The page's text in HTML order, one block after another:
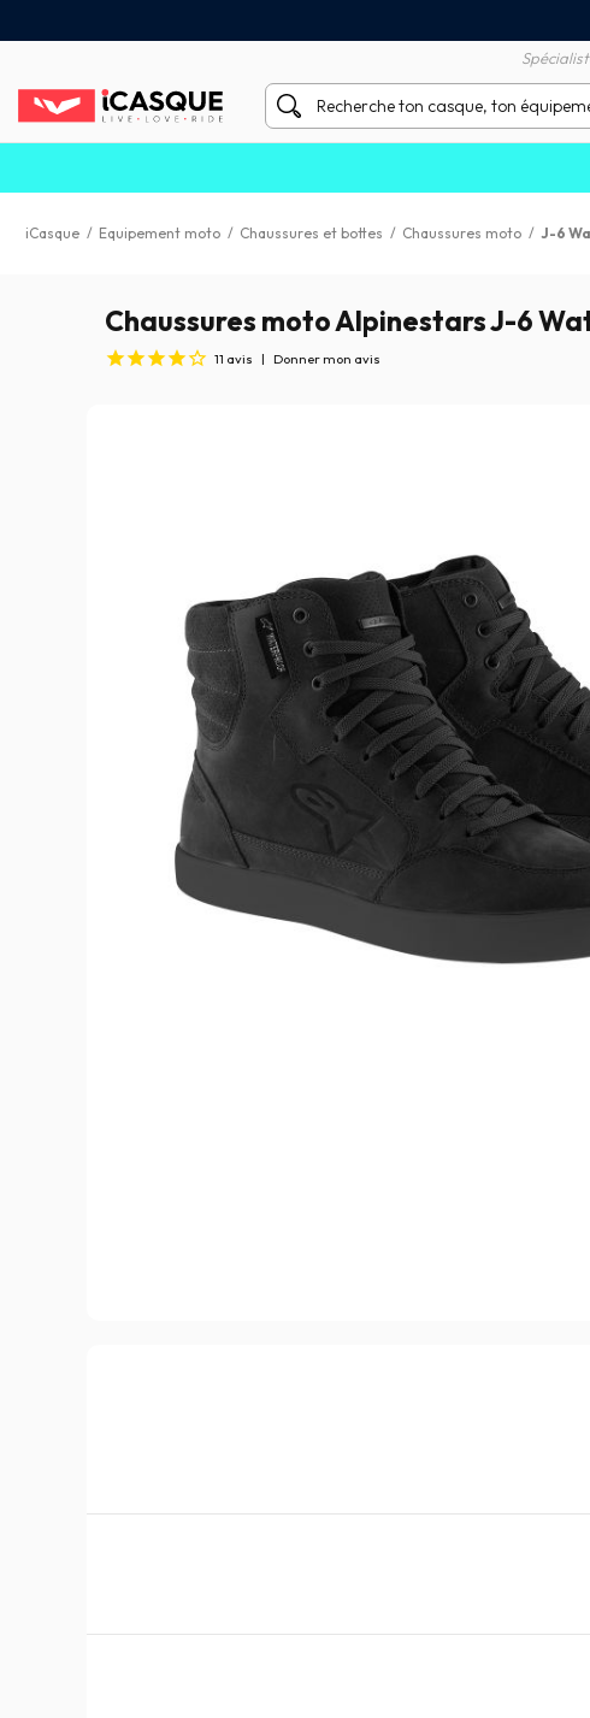
iCasque / Equipement moto / Chaussures et bottes / Chaussures moto / J-6
Chaussures moto Alpinestars J-6
11 avis | Donner mon avis